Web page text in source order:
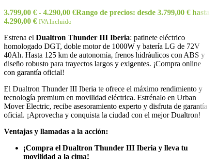
3.799,00 € - 4.290,00 €Rango de precios: desde 3.799,00 € hasta
4.290,00 € IVA Incluido
Estrena el Dualtron Thunder III Iberia: patinete eléctrico
homologado DGT, doble motor de 1000W y batería LG de 72V
40Ah. Hasta 125 km de autonomía, frenos hidráulicos con ABS y
diseño robusto para trayectos largos y exigentes. ¡Compra online
con garantía oficial!
El Dualtron Thunder III Iberia te ofrece el máximo rendimiento y
tecnología premium en movilidad eléctrica. Estrénalo en Urban
Mover Electric, recibe asesoramiento experto y disfruta de garantía
oficial. ¡Aprovecha y conquista la ciudad con el mejor Dualtron!
Ventajas y llamadas a la acción:
¡Compra el Dualtron Thunder III Iberia y lleva tu
movilidad a la cima!